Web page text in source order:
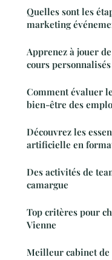
Quelles sont les
marketing
Apprenez à jouer
cours personnalisés
Comment évaluer
bien-être des
Découvrez les
artificielle en
Des activités de
camargue
Top critères pour
Vienne
Meilleur cabinet de